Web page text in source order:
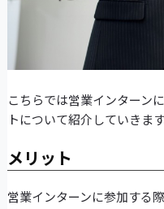
こちらでは営業インターン
トについて紹介していきます
メリット
営業インターンに参加する